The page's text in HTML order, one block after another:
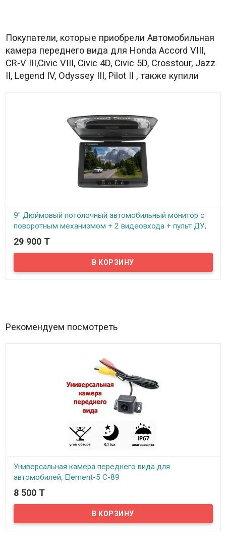
Покупатели, которые приобрели Автомобильная
камера переднего вида для Honda Accord VIII,
CR-V III,Civic VIII, Civic 4D, Civic 5D, Crosstour, Jazz
II, Legend IV, Odyssey III, Pilot II , также купили
9" Дюймовый потолочный автомобильный монитор с
поворотным механизмом + 2 видеовхода + пульт ДУ,
ID0900
Новинка - потолочный автомобильный монитор с диагональю
29 900 T
Рекомендуем посмотреть
Универсальная камера переднего вида для
автомобилей, Element-5 C-89
В наличии
Предлагаем универсальную камеру переднего вида для
автомобилей. Широкоугольный объектив камеры способен
предоставить угол обзора в 140 градусов. Это поможет вам
8 500 T